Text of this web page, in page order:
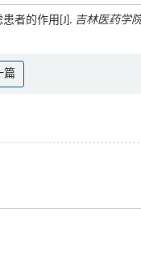
者的作用[J]. 吉林医药学
篇